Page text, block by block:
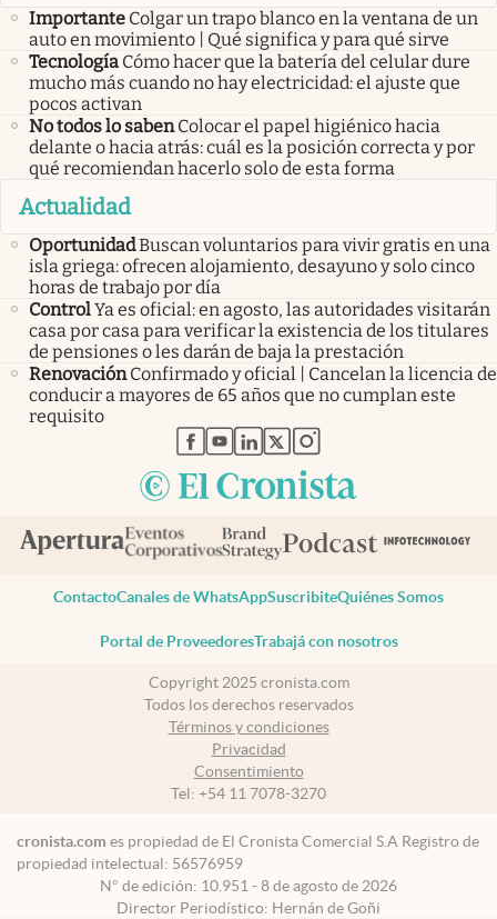
Importante Colgar un trapo blanco en la ventana de un
auto en movimiento | Qué significa y para qué sirve
Tecnología Cómo hacer que la batería del celular dure
mucho más cuando no hay electricidad: el ajuste que
pocos activan
No todos lo saben Colocar el papel higiénico hacia
delante o hacia atrás: cuál es la posición correcta y por
qué recomiendan hacerlo solo de esta forma
Actualidad
OportunidadBuscan voluntarios para vivir gratis en una
isla griega: ofrecen alojamiento, desayuno y solo cinco
horas de trabajo por día
ControlYa es oficial: en agosto, las autoridades visitarán
casa por casa para verificar la existencia de los titulares
de pensiones o les darán de baja la prestación
Renovación Confirmado y oficial | Cancelan la licencia de
conducir a mayores de 65 años que no cumplan este
requisito
abre en nueva pestaña
abre en nueva pestaña
abre en nueva pestaña
abre en nueva pestaña
abre en nueva pestaña
ContactoCanales de WhatsAppSuscribiteQuiénes Somos
Portal de ProveedoresTrabajá con nosotros
Copyright 2025 cronista.com
Todos los derechos reservados
Términos y condiciones
Privacidad
Consentimiento
Tel: +54 11 7078-3270
cronista.com es propiedad de El Cronista Comercial S.A Registro de
propiedad intelectual: 56576959
N° de edición: 10.951 - 8 de agosto de 2026
Director Periodístico: Hernán de Goñi